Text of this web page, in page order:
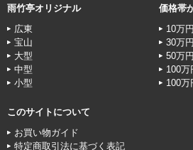
雨竹亭オリジナル
広東
宝山
大型
中型
小型
価格帯
10万
30万
50万
100万
100万
このサイトについて
お買い物ガイド
特定商取引法に基づく表記